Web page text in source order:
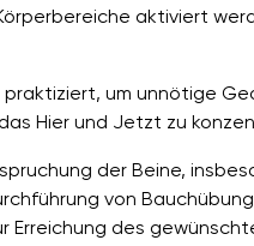
aktiviert
um unnötige
Hier und Jetzt zu
der Beine,
von
Erreichung des